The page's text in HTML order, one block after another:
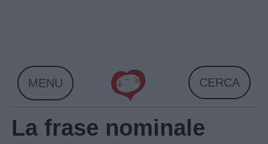
MENU CERCA
La frase nominale